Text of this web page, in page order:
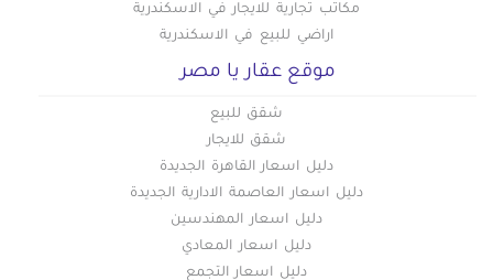
مكاتب تجارية للايجار في الاسكندرية
اراضي للبيع في الاسكندرية
موقع عقار يا مصر
شقق للبيع
شقق للايجار
دليل اسعار القاهرة الجديدة
دليل اسعار العاصمة الادارية الجديدة
دليل اسعار المهندسين
دليل اسعار المعادي
دليل اسعار التجمع